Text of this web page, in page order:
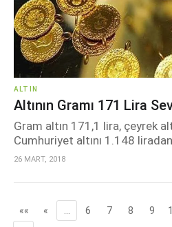
ALTIN
Altının Gramı 171 Lira
Gram altın 171,1 lira, çeyrek
Cumhuriyet altını 1.148
26 MART, 2018
«« « 6 7 8 9